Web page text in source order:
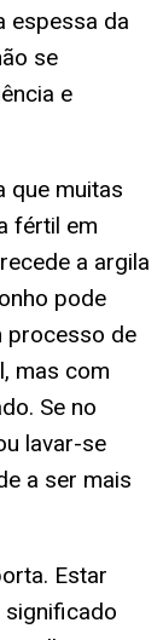
espessa da
se
e
que muitas
fértil em
a argila
pode
processo de
mas com
Se no
lavar-se
a ser mais
Estar
significado